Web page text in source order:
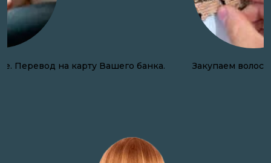
Закупаем волосы онлайн по всей России.